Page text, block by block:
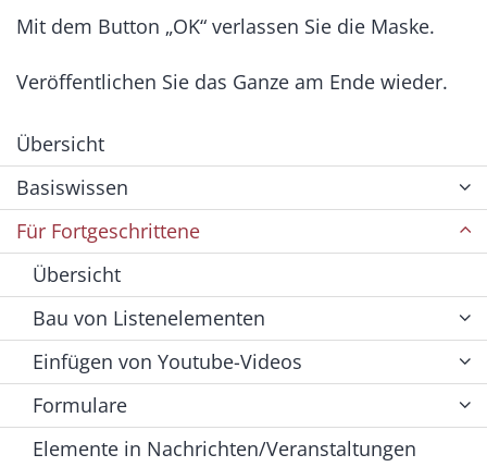
Mit dem Button „OK“ verlassen Sie die Maske.
Veröffentlichen Sie das Ganze am Ende wieder.
Übersicht
Basiswissen
Für Fortgeschrittene
Übersicht
Bau von Listenelementen
Einfügen von Youtube-Videos
Formulare
Elemente in Nachrichten/Veranstaltungen